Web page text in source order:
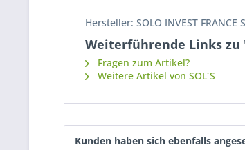
Hersteller: SOLO INVEST
Weiterführende Links zu
Fragen zum Artikel?
Weitere Artikel von SOL´S
Kunden haben sich ebenfalls